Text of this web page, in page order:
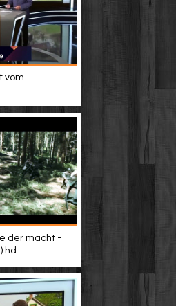
vom
der macht -
hd